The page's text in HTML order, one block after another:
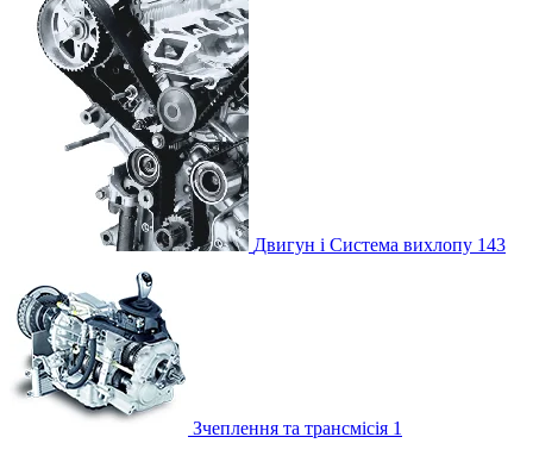
Двигун і Система вихлопу 143
Зчеплення та трансмісія 1